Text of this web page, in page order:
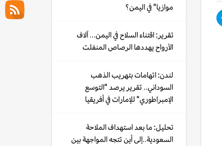
موازيا" في اليمن؟
تقرير: اقتناء السلاح في اليمن... آلاف
الأرواح يهددها الرصاص المنفلت
لندن: اتهامات بتهريب الذهب
السوداني.. تقرير يرصد "التوسع
الإمبراطوري" للإمارات في أفريقيا
تحليل: ما بعد استهداف الملاحة
السعودية..إلى أين تتجه المواجهة بين